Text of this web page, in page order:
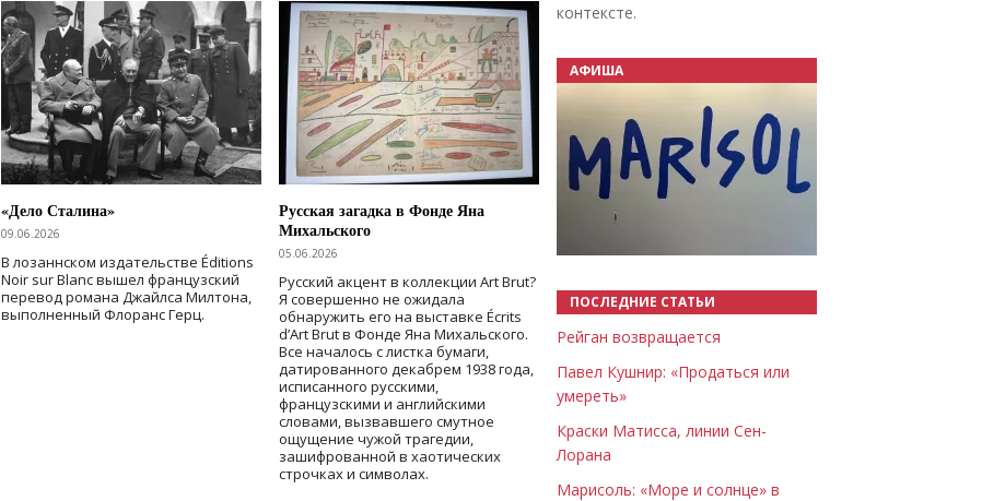
«Дело Сталина»
09.06.2026
В лозаннском издательстве Éditions
Noir sur Blanc вышел французский
перевод романа Джайлса Милтона,
выполненный Флоранс Герц.
Русская загадка в Фонде Яна
Михальского
05.06.2026
Русский акцент в коллекции Art Brut?
Я совершенно не ожидала
обнаружить его на выставке Écrits
d’Art Brut в Фонде Яна Михальского.
Все началось с листка бумаги,
датированного декабрем 1938 года,
исписанного русскими,
французскими и английскими
словами, вызвавшего смутное
ощущение чужой трагедии,
зашифрованной в хаотических
строчках и символах.
контексте.
АФИША
ПОСЛЕДНИЕ СТАТЬИ
Рейган возвращается
Павел Кушнир: «Продаться или
умереть»
Краски Матисса, линии Сен-
Лорана
Марисоль: «Море и солнце» в